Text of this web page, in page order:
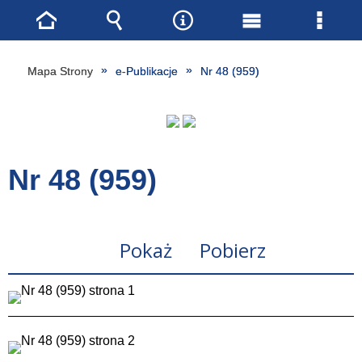
Mapa Strony e-Publikacje Nr 48 (959)
Nr 48 (959)
Pokaż Pobierz
Strona
główna
Wyszukiwarka
NarzędziaMenu
główne
Menu